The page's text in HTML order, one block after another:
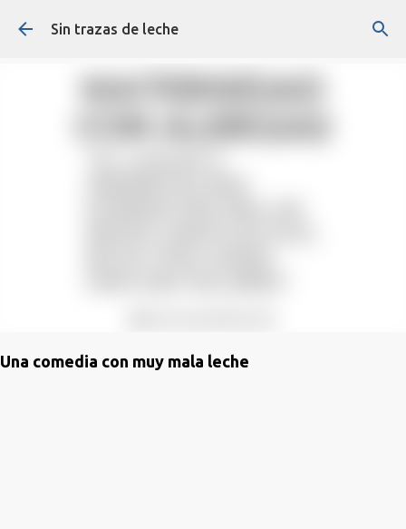
Ir al contenido principal
Sin trazas de leche
Una comedia con muy mala leche